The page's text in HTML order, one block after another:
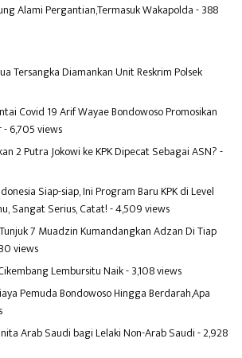
Alami Pergantian,Termasuk Wakapolda- 388
Tersangka Diamankan Unit Reskrim Polsek
Covid 19 Arif Wayae Bondowoso Promosikan
- 6,705 views
2 Putra Jokowi ke KPK Dipecat Sebagai ASN?-
Siap-siap, Ini Program Baru KPK di Level
Sangat Serius, Catat!- 4,509 views
7 Muadzin Kumandangkan Adzan Di Tiap
views
Lembursitu Naik- 3,108 views
Pemuda Bondowoso Hingga Berdarah,Apa
Arab Saudi bagi Lelaki Non-Arab Saudi- 2,928